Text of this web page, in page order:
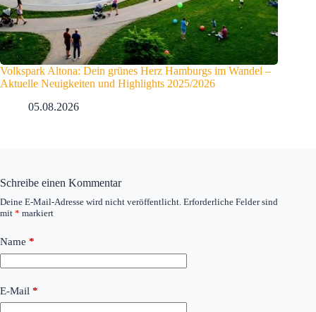
Volkspark Altona: Dein grünes Herz Hamburgs im Wandel –
Aktuelle Neuigkeiten und Highlights 2025/2026
05.08.2026
Schreibe einen Kommentar
Deine E-Mail-Adresse wird nicht veröffentlicht. Erforderliche Felder sind
mit * markiert
Name *
E-Mail *